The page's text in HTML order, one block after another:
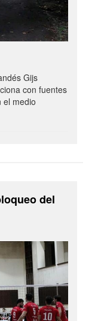
Gijs
con fuentes
el medio
del